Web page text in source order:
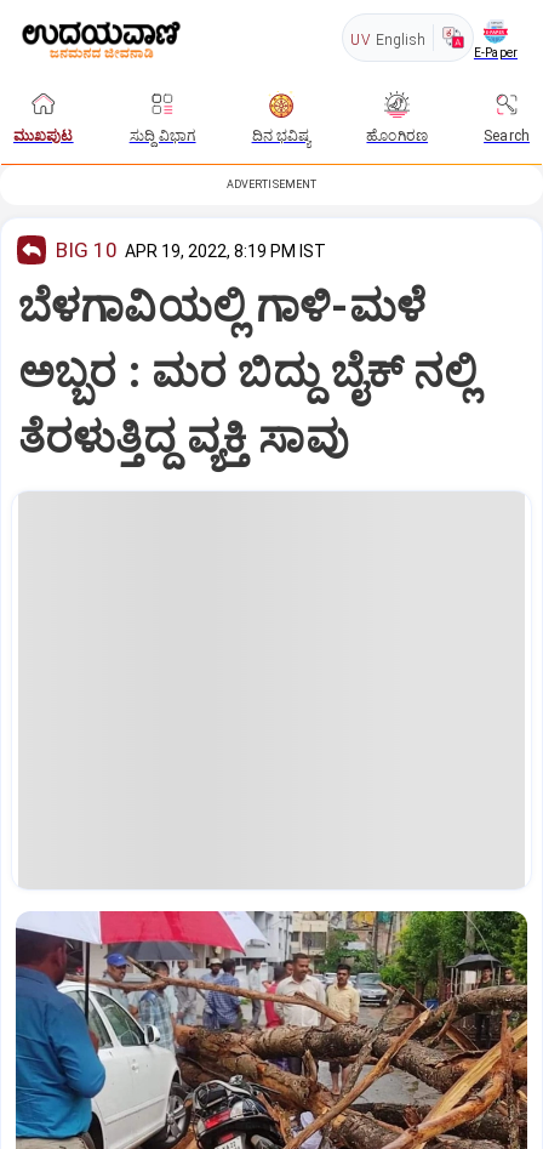
UV English
E-Paper
ಮುಖಪುಟ ಸುದ್ದಿ ವಿಭಾಗ ದಿನ ಭವಿಷ್ಯ ಹೊಂಗಿರಣ Search
ADVERTISEMENT
BIG 10 APR 19, 2022, 8:19 PM IST
ಬೆಳಗಾವಿಯಲ್ಲಿ ಗಾಳಿ-ಮಳೆ
ಅಬ್ಬರ : ಮರ ಬಿದ್ದು ಬೈಕ್ ನಲ್ಲಿ
ತೆರಳುತ್ತಿದ್ದ ವ್ಯಕ್ತಿ ಸಾವು